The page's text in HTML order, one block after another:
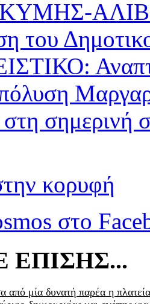
του
σημερινή
κορυφή
ΕΠΙΣΗΣ...
από μία δυνατή παρέα η